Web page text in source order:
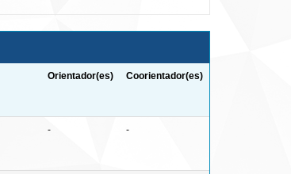
Orientador(es) Coorientador(es)
- -